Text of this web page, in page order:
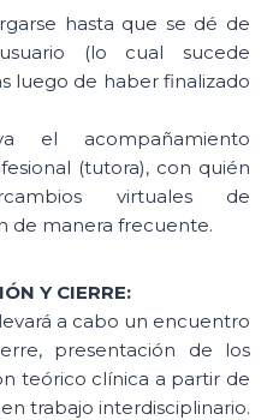
hasta que se dé de
(lo cual sucede
luego de haber finalizado
el acompañamiento
(tutora), con quién
virtuales de
de manera frecuente.
Y CIERRE:
a cabo un encuentro
presentación de los
teórico clínica a partir de
trabajo interdisciplinario.